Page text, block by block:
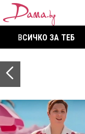
ВСИЧКО ЗА ТЕБ